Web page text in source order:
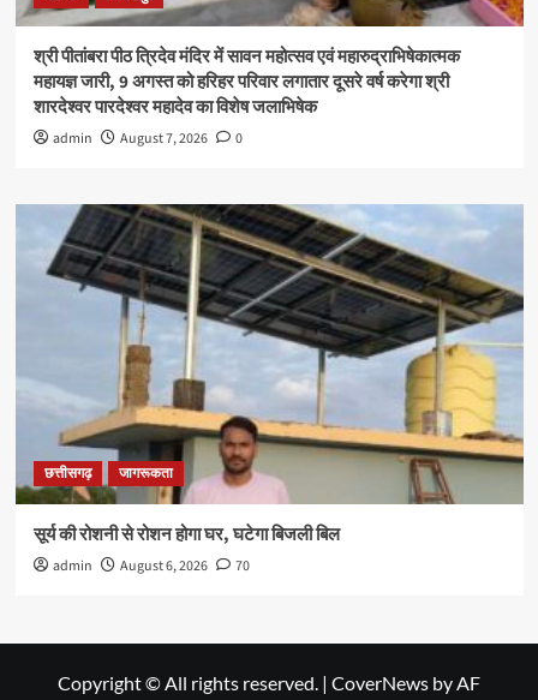
श्री पीतांबरा पीठ त्रिदेव मंदिर में सावन महोत्सव एवं महारुद्राभिषेकात्मक
महायज्ञ जारी, 9 अगस्त को हरिहर परिवार लगातार दूसरे वर्ष करेगा श्री
शारदेश्वर पारदेश्वर महादेव का विशेष जलाभिषेक
admin August 7, 2026 0
छत्तीसगढ़ जागरूकता
सूर्य की रोशनी से रोशन होगा घर, घटेगा बिजली बिल
admin August 6, 2026 70
Copyright © All rights reserved. | CoverNews by AF